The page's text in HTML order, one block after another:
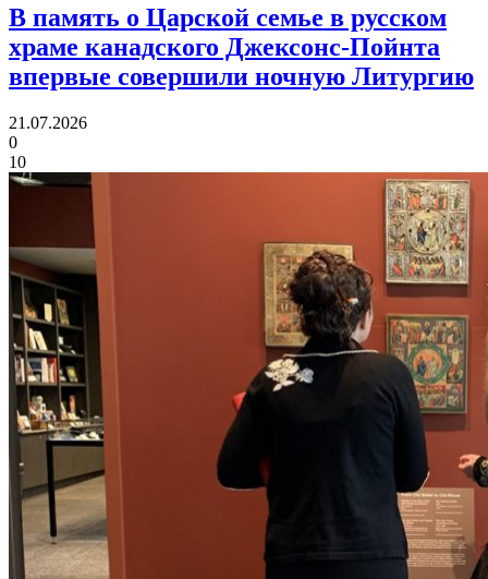
В память о Царской семье в русском
храме канадского Джексонс-Пойнта
впервые совершили ночную Литургию
21.07.2026
0
10